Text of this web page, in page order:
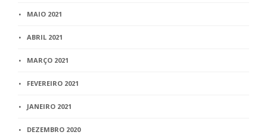
MAIO 2021
ABRIL 2021
MARÇO 2021
FEVEREIRO 2021
JANEIRO 2021
DEZEMBRO 2020